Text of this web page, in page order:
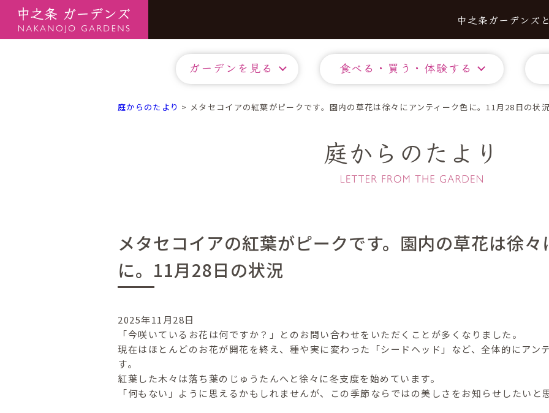
中之条ガーデンズ
ガーデンを見る 食べる・買う・体験する
庭からのたより > メタセコイアの紅葉がピークです。園内の草花は徐々にアンティーク色に。11月28日の状
庭からのたより
メタセコイアの紅葉がピークです。園内の草花は徐
に。11月28日の状況
2025年11月28日
「今咲いているお花は何ですか？」とのお問い合わせをいただくことが多くなりました。
現在はほとんどのお花が開花を終え、種や実に変わった「シードヘッド」など、全体的にアン
す。
紅葉した木々は落ち葉のじゅうたんへと徐々に冬支度を始めています。
「何もない」ように思えるかもしれませんが、この季節ならではの美しさをお知らせしたいと